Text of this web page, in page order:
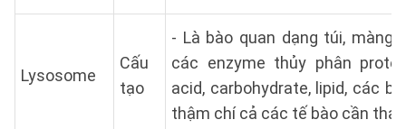
Lysosome
Cấu
tạo
- Là bào quan dạng túi, màng
các enzyme thủy phân
acid, carbohydrate, lipid, các
thậm chí cả các tế bào cần